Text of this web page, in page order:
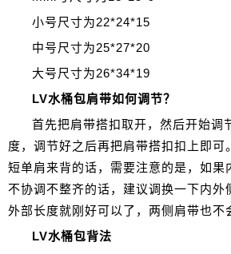
小号尺寸为22*24*15
中号尺寸为25*27*20
大号尺寸为26*34*19
LV水桶包肩带如何调节？
首先把肩带搭扣取开，然后开始调
度，调节好之后再把肩带搭扣扣上即可
短单肩来背的话，需要注意的是，如果
不协调不整齐的话，建议调换一下内外
外部长度就刚好可以了，两侧肩带也不
LV水桶包背法